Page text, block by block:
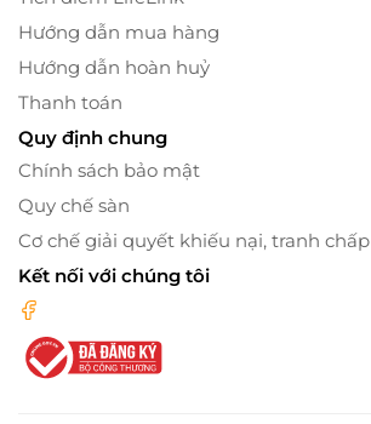
Hướng dẫn mua hàng
Hướng dẫn hoàn huỷ
Thanh toán
Quy định chung
Chính sách bảo mật
Quy chế sàn
Cơ chế giải quyết khiếu nại, tranh chấp
Kết nối với chúng tôi